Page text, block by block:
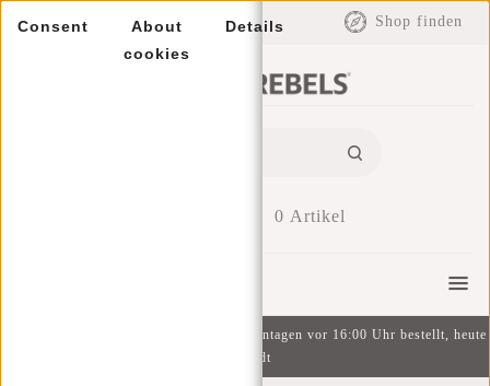
EUR Shop finden
0 Artikel
Kostenlose Lieferung ab 49 € | An Wochentagen vor 16:00 Uhr bestellt, heute
versandt
Consent
About
cookies
Details